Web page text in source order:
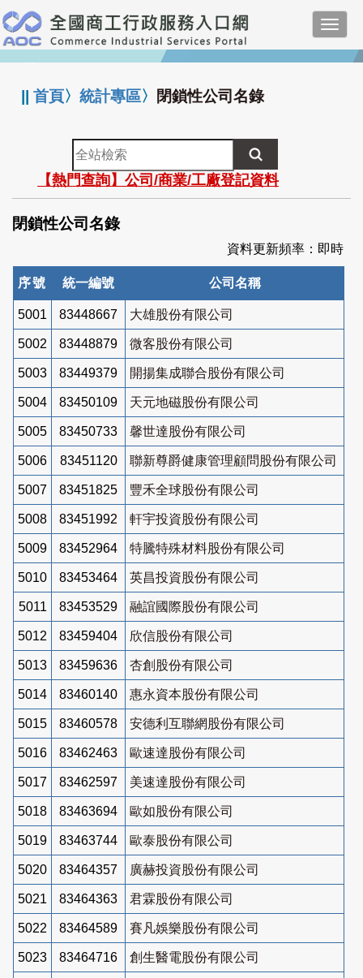
跳
到
主
要
:::
||首頁〉統計專區〉 閉鎖性公司名錄
全
站
檢
索
【熱門查詢】公司/商業/工廠登記資料
閉鎖性公司名錄
資料更新頻率：即時
序號 統一編號 公司名稱
5001 83448667 大雄股份有限公司
5002 83448879 微客股份有限公司
5003 83449379 開揚集成聯合股份有限公司
5004 83450109 天元地磁股份有限公司
5005 83450733 馨世達股份有限公司
5006 83451120 聯新尊爵健康管理顧問股份有限公司
5007 83451825 豐禾全球股份有限公司
5008 83451992 軒宇投資股份有限公司
5009 83452964 特騰特殊材料股份有限公司
5010 83453464 英昌投資股份有限公司
5011 83453529 融誼國際股份有限公司
5012 83459404 欣信股份有限公司
5013 83459636 杏創股份有限公司
5014 83460140 惠永資本股份有限公司
5015 83460578 安德利互聯網股份有限公司
5016 83462463 歐速達股份有限公司
5017 83462597 美速達股份有限公司
5018 83463694 歐如股份有限公司
5019 83463744 歐泰股份有限公司
5020 83464357 廣赫投資股份有限公司
5021 83464363 君霖股份有限公司
5022 83464589 賽凡娛樂股份有限公司
5023 83464716 創生醫電股份有限公司